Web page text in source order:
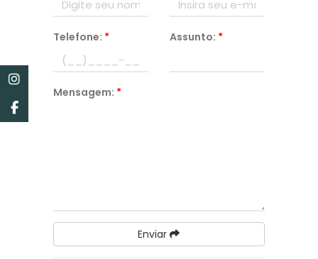
Telefone: * Assunto: *
Mensagem: *
Enviar